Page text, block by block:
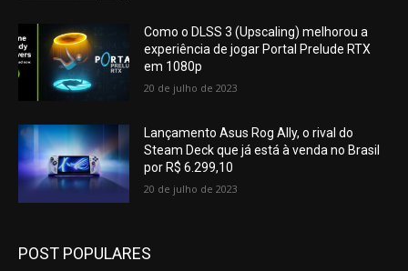
Como o DLSS 3 (Upscaling) melhorou a
experiência de jogar Portal Prelude RTX
em 1080p
20 de julho de 2023
Lançamento Asus Rog Ally, o rival do
Steam Deck que já está à venda no Brasil
por R$ 6.299,10
20 de julho de 2023
POST POPULARES